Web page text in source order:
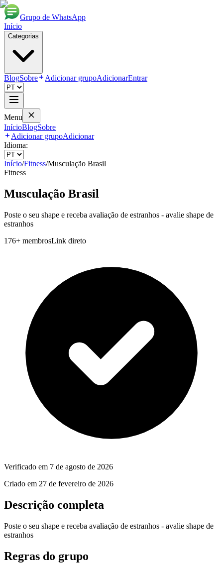
Grupo de WhatsApp
Início
Categorias
BlogSobre Adicionar grupoAdicionarEntrar
Menu
InícioBlogSobre
Adicionar grupoAdicionar
Idioma:
Início/Fitness/Musculação Brasil
Fitness
Musculação Brasil
Poste o seu shape e receba avaliação de estranhos - avalie shape de
estranhos
176+ membrosLink direto
Verificado em 7 de agosto de 2026
Criado em 27 de fevereiro de 2026
Descrição completa
Poste o seu shape e receba avaliação de estranhos - avalie shape de
estranhos
Regras do grupo